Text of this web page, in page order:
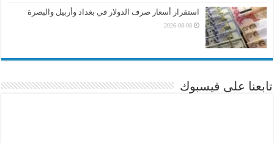
استقرار أسعار صرف الدولار في بغداد وأربيل والبصرة
2026-08-08
تابعنا على فيسبوك